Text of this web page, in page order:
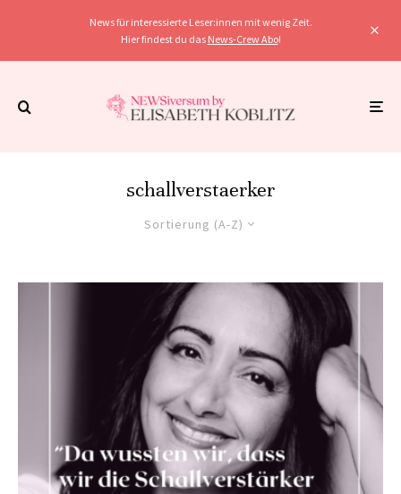
News für interessierte Leser:innen mit wenig Zeit.
Hier findest du das News-Crew Abo!
schallverstaerker
Sortierung (A-Z)